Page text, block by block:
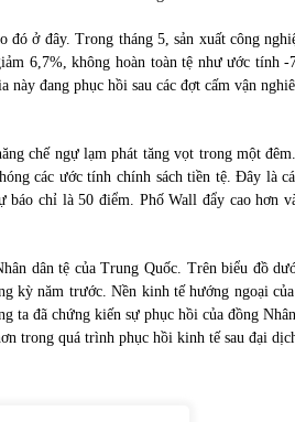
ở đây. Trong tháng 5, sản xuất công
6,7%, không hoàn toàn tệ như ước tính -
này đang phục hồi sau các đợt cấm vận
chế ngự lạm phát tăng vọt trong một
các ước tính chính sách tiền tệ. Đây là
chỉ là 50 điểm. Phố Wall đẩy cao hơn
dân tệ của Trung Quốc. Trên biểu đồ
kỳ năm trước. Nền kinh tế hướng ngoại
ta đã chứng kiến ​​sự phục hồi của đồng
trong quá trình phục hồi kinh tế sau đại